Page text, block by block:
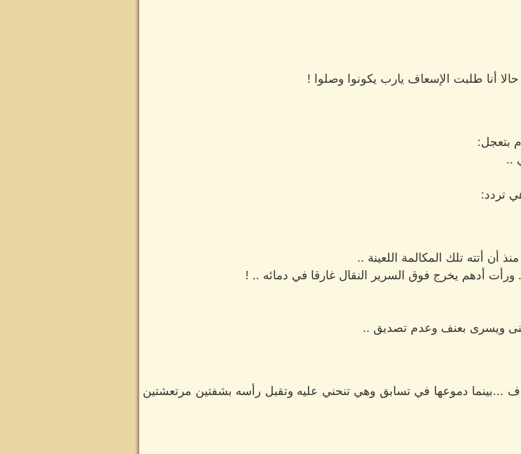
أنا طلبت الإسعاف يارب يكونوا وصلوا !
بتعجل:
..
تردد:
أتته تلك المكالمة اللعينة ..
أدهم يخرج فوق السرير النقال غارقا في دمائه .. !
ويسرى بعنف وعدم تصديق ..
...بينما دموعها في تسابق وهي تنحني عليه وتقبل رأسه بشفتين مرتعشتين